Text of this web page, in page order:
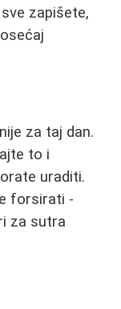
zapišete,
za taj dan.
to i
uraditi.
forsirati -
za sutra